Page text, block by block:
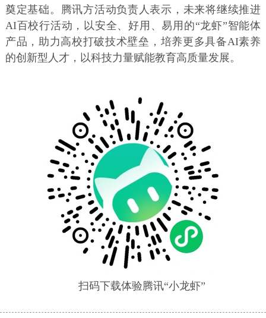
奠定基础。腾讯方活动负责人表示，未来将继续推进
AI百校行活动，以安全、好用、易用的“龙虾”智能体
产品，助力高校打破技术壁垒，培养更多具备AI素养
的创新型人才，以科技力量赋能教育高质量发展。
扫码下载体验腾讯“小龙虾”